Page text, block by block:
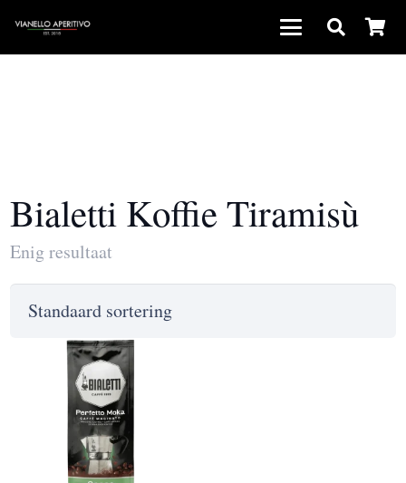
Bialetti Koffie Tiramisù
Enig resultaat